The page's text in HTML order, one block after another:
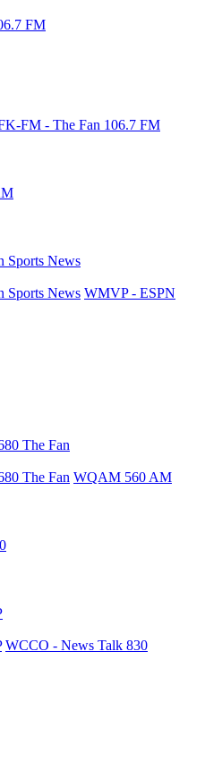
FM
FM - The Fan 106.7 FM
Sports News
Sports News WMVP - ESPN
The Fan
The Fan WQAM 560 AM
WCCO - News Talk 830